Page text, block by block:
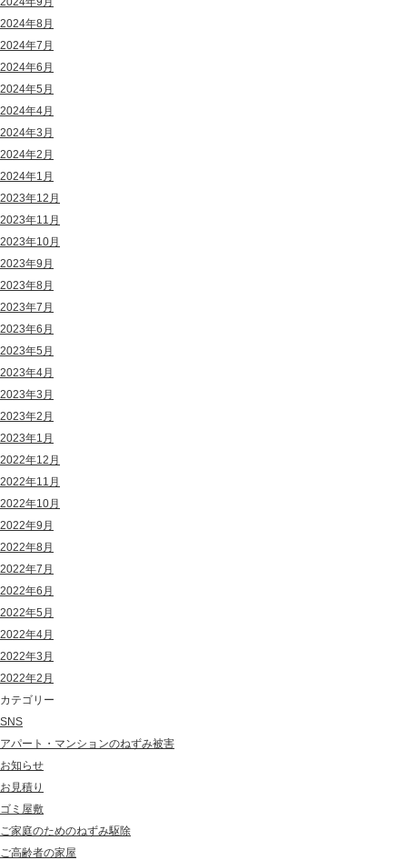
2024年8月
2024年7月
2024年6月
2024年5月
2024年4月
2024年3月
2024年2月
2024年1月
2023年12月
2023年11月
2023年10月
2023年9月
2023年8月
2023年7月
2023年6月
2023年5月
2023年4月
2023年3月
2023年2月
2023年1月
2022年12月
2022年11月
2022年10月
2022年9月
2022年8月
2022年7月
2022年6月
2022年5月
2022年4月
2022年3月
2022年2月
カテゴリー
SNS
アパート・マンションのねずみ被害
お知らせ
お見積り
ゴミ屋敷
ご家庭のためのねずみ駆除
ご高齢者の家屋